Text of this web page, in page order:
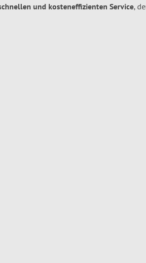
und kosteneffizienten Service,